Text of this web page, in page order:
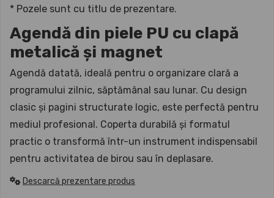
* Pozele sunt cu titlu de prezentare.
Agendă din piele PU cu clapă
metalică și magnet
Agendă datată, ideală pentru o organizare clară a
programului zilnic, săptămânal sau lunar. Cu design
clasic și pagini structurate logic, este perfectă pentru
mediul profesional. Coperta durabilă și formatul
practic o transformă într-un instrument indispensabil
pentru activitatea de birou sau în deplasare.
Descarcă prezentare produs